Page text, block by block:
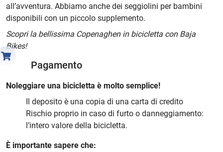
all’avventura. Abbiamo anche dei seggiolini per bambini
disponibili con un piccolo supplemento.
Scopri la bellissima Copenaghen in bicicletta con Baja
Bikes!
Pagamento
Noleggiare una bicicletta è molto semplice!
Il deposito è una copia di una carta di credito
Rischio proprio in caso di furto o danneggiamento:
l’intero valore della bicicletta.
È importante sapere che: